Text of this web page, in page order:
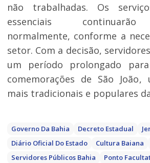
não trabalhadas. Os
essenciais continuarão
normalmente, conforme a
setor. Com a decisão,
um período prolongado
comemorações de São
mais tradicionais e populares
Governo Da Bahia Decreto Estadual
Diário Oficial Do Estado
Cultura Baiana
Servidores Públicos Bahia
Ponto